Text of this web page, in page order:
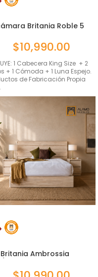
Britania Roble 5
$10,990.00
1 Cabecera King Size + 2
+ 1 Cómoda + 1 Luna Espejo.
de Fabricación Propia
Ambrossia